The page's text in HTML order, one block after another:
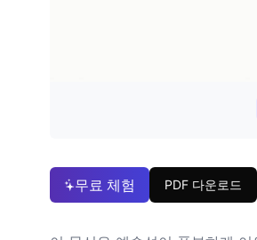
무료 체험 PDF 다운로드